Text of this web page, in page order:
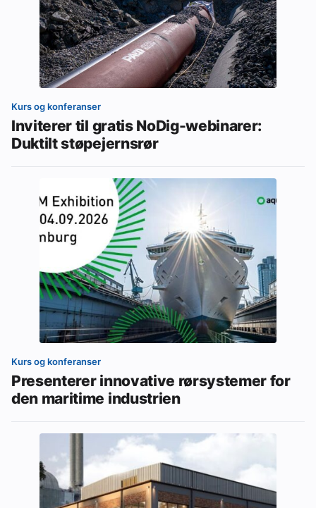
Kurs og konferanser
Inviterer til gratis NoDig-webinarer:
Duktilt støpejernsrør
Kurs og konferanser
Presenterer innovative rørsystemer for
den maritime industrien